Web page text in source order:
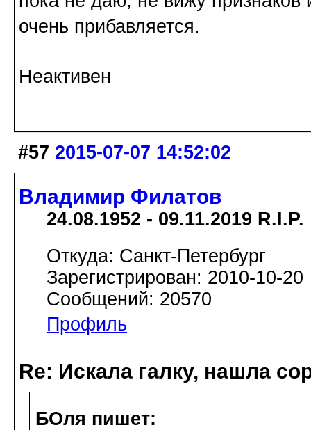
очень прибавляется.
Неактивен
#57 2015-07-07 14:52:02
Владимир Филатов
24.08.1952 - 09.11.2019 R.I.P.
Откуда: Санкт-Петербург
Зарегистрирован: 2010-10-20
Сообщений: 20570
Профиль
Re: Искала галку, нашла
БОля пишет: